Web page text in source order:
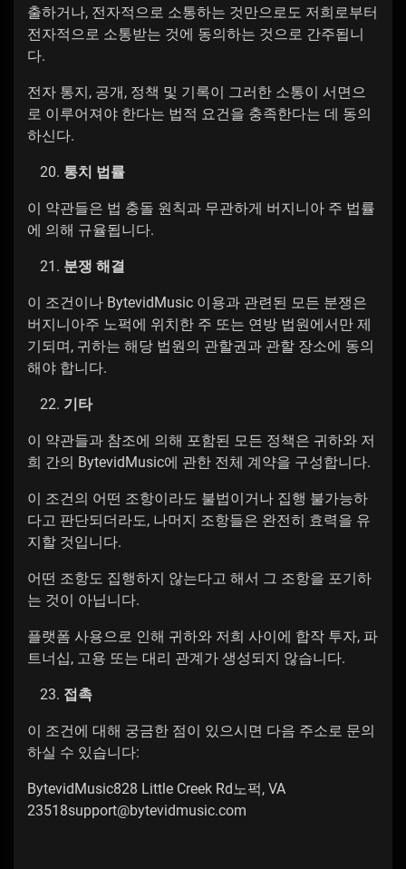
출하거나, 전자적으로 소통하는 것만으로도 저희로부터
전자적으로 소통받는 것에 동의하는 것으로 간주됩니
다.
전자 통지, 공개, 정책 및 기록이 그러한 소통이 서면으
로 이루어져야 한다는 법적 요건을 충족한다는 데 동의
하신다.
통치 법률
이 약관들은 법 충돌 원칙과 무관하게 버지니아 주 법률
에 의해 규율됩니다.
분쟁 해결
이 조건이나 BytevidMusic 이용과 관련된 모든 분쟁은
버지니아주 노퍽에 위치한 주 또는 연방 법원에서만 제
기되며, 귀하는 해당 법원의 관할권과 관할 장소에 동의
해야 합니다.
기타
이 약관들과 참조에 의해 포함된 모든 정책은 귀하와 저
희 간의 BytevidMusic에 관한 전체 계약을 구성합니다.
이 조건의 어떤 조항이라도 불법이거나 집행 불가능하
다고 판단되더라도, 나머지 조항들은 완전히 효력을 유
지할 것입니다.
어떤 조항도 집행하지 않는다고 해서 그 조항을 포기하
는 것이 아닙니다.
플랫폼 사용으로 인해 귀하와 저희 사이에 합작 투자, 파
트너십, 고용 또는 대리 관계가 생성되지 않습니다.
접촉
이 조건에 대해 궁금한 점이 있으시면 다음 주소로 문의
하실 수 있습니다:
BytevidMusic828 Little Creek Rd노퍽, VA
23518support@bytevidmusic.com